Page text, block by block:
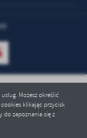
Możesz określić
klikając przycisk
do zapoznania się z
nowej generacji